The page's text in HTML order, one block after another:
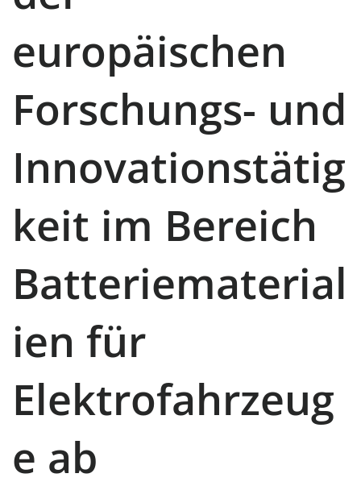
europäischen
Forschungs- und
Innovationstätig
keit im Bereich
Batteriematerial
ien für
Elektrofahrzeug
e ab